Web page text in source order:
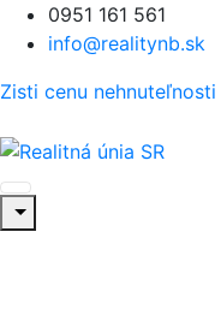
0951 161 561
info@realitynb.sk
Zisti cenu nehnuteľnosti